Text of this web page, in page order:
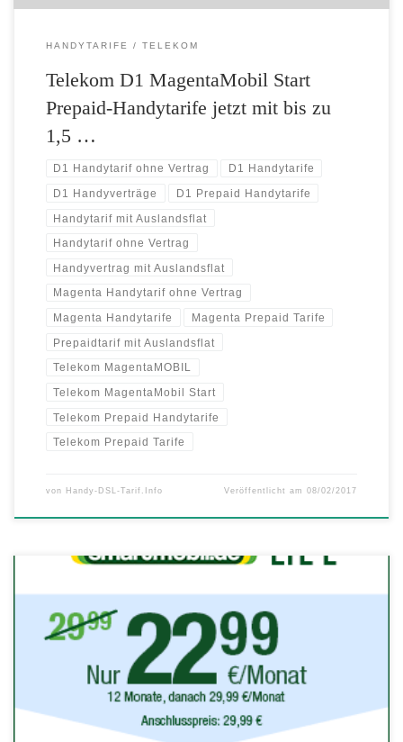
HANDYTARIFE TELEKOM
Telekom D1 MagentaMobil Start
Prepaid-Handytarife jetzt mit bis zu
1,5 …
D1 Handytarif ohne Vertrag D1 Handytarife
D1 Handyverträge D1 Prepaid Handytarife
Handytarif mit Auslandsflat
Handytarif ohne Vertrag
Handyvertrag mit Auslandsflat
Magenta Handytarif ohne Vertrag
Magenta Handytarife Magenta Prepaid Tarife
Prepaidtarif mit Auslandsflat
Telekom MagentaMOBIL
Telekom MagentaMobil Start
Telekom Prepaid Handytarife
Telekom Prepaid Tarife
von Handy-DSL-Tarif.Info Veröffentlicht am08/02/2017
Mit smartmobil.de durch den Sommer und in den Urlaub: Allnetflat
Handyvertrag mit 6 GB LTE Datenflat inklusive EU Roaming Flat ab
nur 22,99 Euro monatlich Pünktlich zur Urlaubszeit stattet
smartmobil.de den riesigen 6 GB LTE Allnetflat Handytarif mit
zusätzlicher EU-Roaming Flat aus. Für nur 22,99 Euro in den ersten 12
[…]